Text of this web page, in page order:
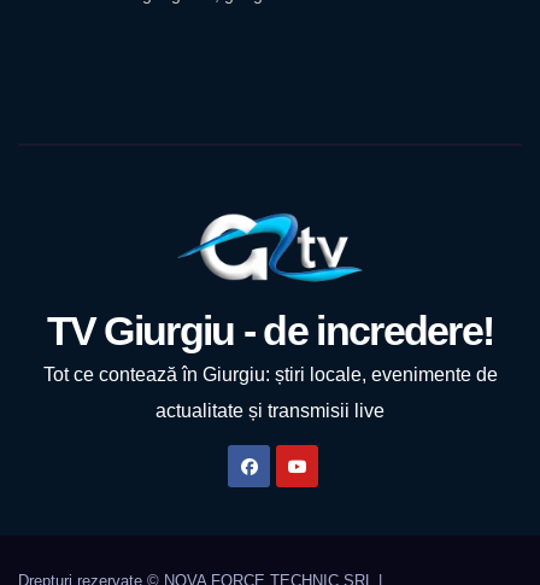
TV Giurgiu - de incredere!
Tot ce contează în Giurgiu: știri locale, evenimente de
actualitate și transmisii live